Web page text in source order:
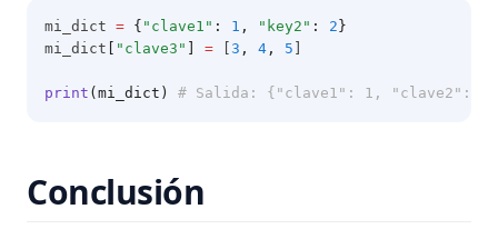
mi_dict = { "clave1" : 1 , "key2" : 2 }
mi_dict
"clave3" = 3 , 4 , 5
print (mi_dict) # Salida: {"clave1": 1, "clave2":
Conclusión